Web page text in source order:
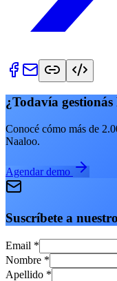
¿Todavía
Conocé cómo más de
Naaloo.
Agendar demo
Suscríbete a
Email *
Nombre *
Apellido *